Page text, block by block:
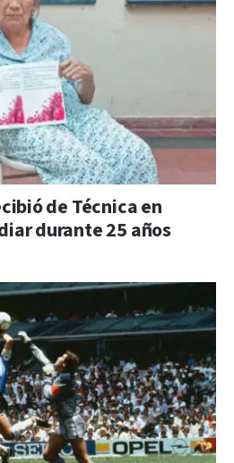
de Técnica en
durante 25 años